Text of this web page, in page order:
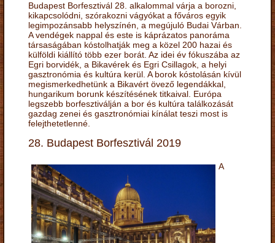
Budapest Borfesztivál 28. alkalommal várja a borozni,
kikapcsolódni, szórakozni vágyókat a főváros egyik
legimpozánsabb helyszínén, a megújuló Budai Várban.
A vendégek nappal és este is káprázatos panoráma
társaságában kóstolhatják meg a közel 200 hazai és
külföldi kiállító több ezer borát. Az idei év fókuszába az
Egri borvidék, a Bikavérek és Egri Csillagok, a helyi
gasztronómia és kultúra kerül. A borok kóstolásán kívül
megismerkedhetünk a Bikavért övező legendákkal,
hungarikum borunk készítésének titkaival. Európa
legszebb borfesztiválján a bor és kultúra találkozását
gazdag zenei és gasztronómiai kínálat teszi most is
felejthetetlenné.
28. Budapest Borfesztivál 2019
A